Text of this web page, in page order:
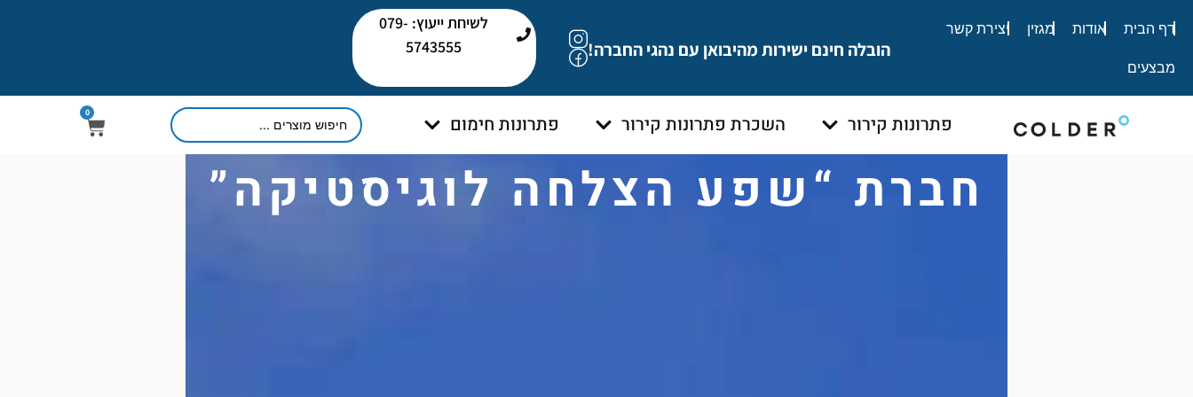
דף הבית
אודות מגזין יצירת קשר
מבצעים
הובלה חינם ישירות מהיבואן עם נהגי החברה!
לשיחת ייעוץ: 079-
5743555
פתרונות קירור השכרת פתרונות קירור פתרונות חימום 0
חברת “שפע הצלחה לוגיסטיקה”